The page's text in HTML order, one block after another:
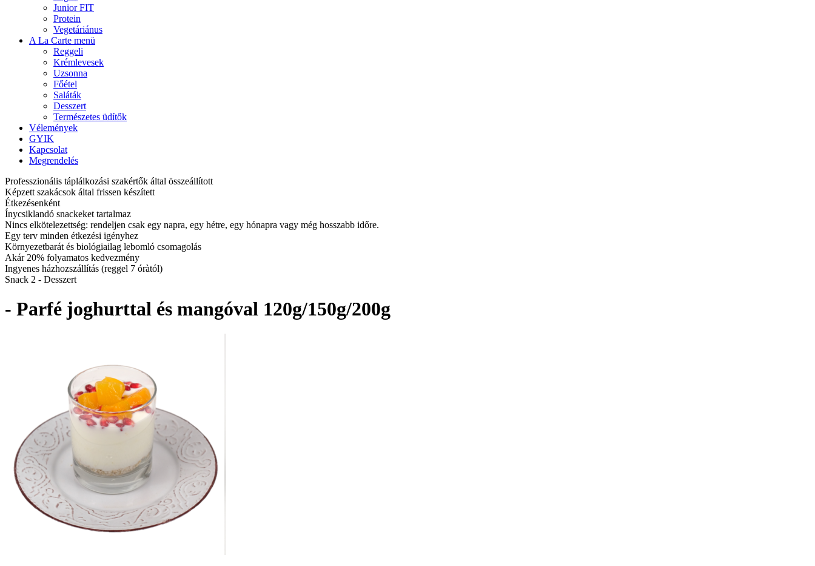
Junior FIT
Protein
Vegetáriánus
A La Carte menü
Reggeli
Krémlevesek
Uzsonna
Főétel
Saláták
Desszert
Természetes üdítők
Vélemények
GYIK
Kapcsolat
Megrendelés
Professzionális táplálkozási szakértők által összeállított
Képzett szakácsok által frissen készített
Étkezésenként
Ínycsiklandó snackeket tartalmaz
Nincs elkötelezettség: rendeljen csak egy napra, egy hétre, egy hónapra vagy még hosszabb időre.
Egy terv minden étkezési igényhez
Környezetbarát és biológiailag lebomló csomagolás
Akár 20% folyamatos kedvezmény
Ingyenes házhozszállítás (reggel 7 óràtól)
Snack 2 - Desszert
- Parfé joghurttal és mangóval 120g/150g/200g